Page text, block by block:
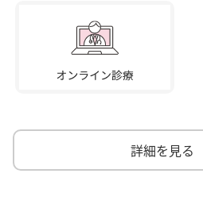
詳細を見る